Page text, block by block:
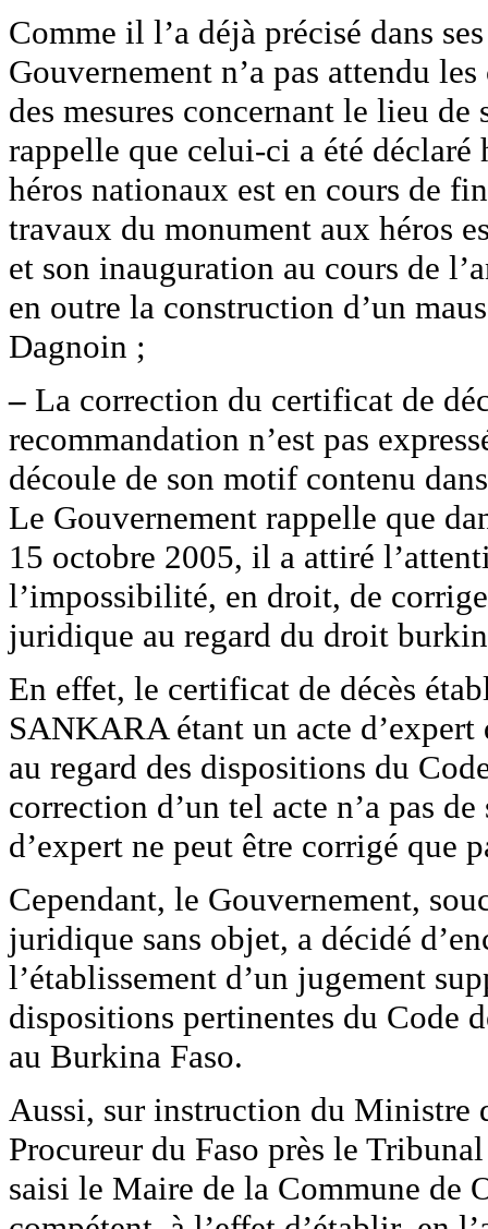
Comme il l’a déjà précisé dans
Gouvernement n’a pas attendu
des mesures concernant le lieu
rappelle que celui-ci a été
héros nationaux est en cours de
travaux du monument aux héros
et son inauguration au cours de
en outre la construction d’un
Dagnoin ;
– La correction du certificat de
recommandation n’est pas
découle de son motif contenu
Le Gouvernement rappelle que
15 octobre 2005, il a attiré
l’impossibilité, en droit, de
juridique au regard du droit
En effet, le certificat de décès
SANKARA étant un acte
au regard des dispositions du
correction d’un tel acte n’a pas
d’expert ne peut être corrigé que
Cependant, le Gouvernement,
juridique sans objet, a décidé
l’établissement d’un jugement
dispositions pertinentes du Code
au Burkina Faso.
Aussi, sur instruction du Ministre
Procureur du Faso près le
saisi le Maire de la Commune de